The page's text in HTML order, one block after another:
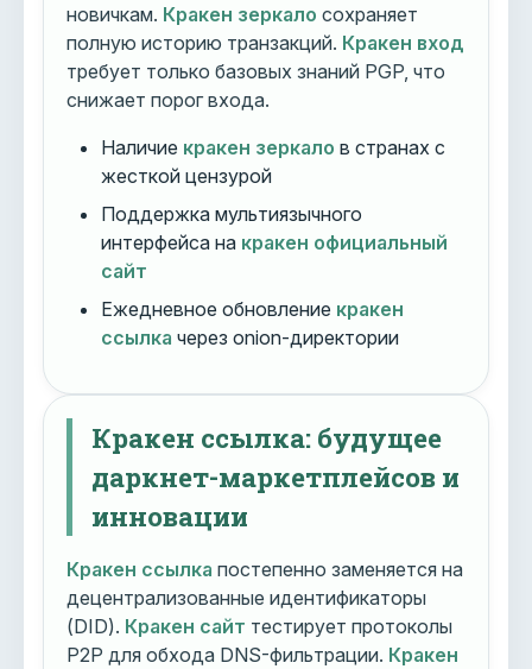
новичкам. Кракен зеркало сохраняет
полную историю транзакций. Кракен вход
требует только базовых знаний PGP, что
снижает порог входа.
Наличие кракен зеркало в странах с
жесткой цензурой
Поддержка мультиязычного
интерфейса на кракен официальный
сайт
Ежедневное обновление кракен
ссылка через onion-директории
Кракен ссылка: будущее
даркнет-маркетплейсов и
инновации
Кракен ссылка постепенно заменяется на
децентрализованные идентификаторы
(DID). Кракен сайт тестирует протоколы
P2P для обхода DNS-фильтрации. Кракен